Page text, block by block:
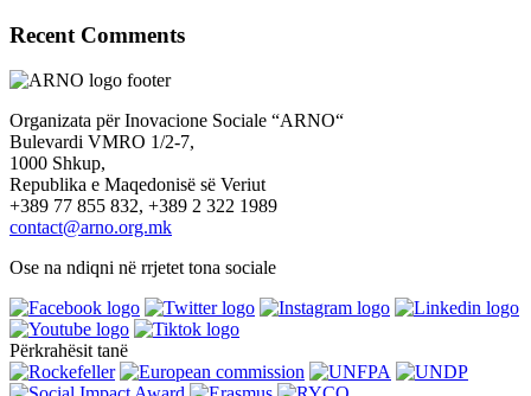
Recent Comments
Organizata për Inovacione Sociale “ARNO“
Bulevardi VMRO 1/2-7,
1000 Shkup,
Republika e Maqedonisë së Veriut
+389 77 855 832, +389 2 322 1989
contact@arno.org.mk
Ose na ndiqni në rrjetet tona sociale
Përkrahësit tanë